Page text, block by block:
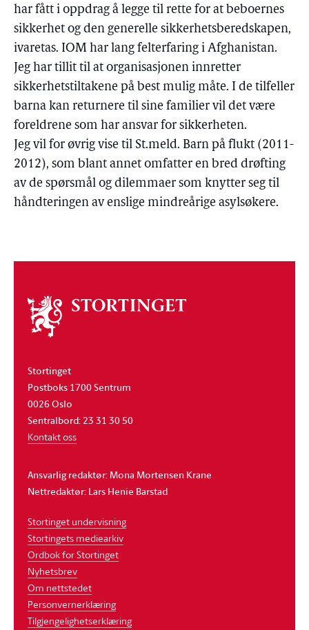
har fått i oppdrag å legge til rette for at beboernes
sikkerhet og den generelle sikkerhetsberedskapen,
ivaretas. IOM har lang felterfaring i Afghanistan.
Jeg har tillit til at organisasjonen innretter
sikkerhetstiltakene på best mulig måte. I de tilfeller
barna kan returnere til sine familier vil det være
foreldrene som har ansvar for sikkerheten.
Jeg vil for øvrig vise til St.meld. Barn på flukt (2011-
2012), som blant annet omfatter en bred drøfting
av de spørsmål og dilemmaer som knytter seg til
håndteringen av enslige mindreårige asylsøkere.
Om
stortinget
Stortinget
Postboks 1700 Sentrum
0026 Oslo
Sentralbord: 23 31 30 50
Kontakt oss
Ansvarlig redaktør: Mona Mortensen Krane
Nettredaktør: Lars Henie Barstad
Stortinget undervisning
Stortingets mediearkiv
Ordbok for Stortinget
Nyhetsbrev
Om nettstedet
Personvernerklæring
Tilgjengelighetserklæring